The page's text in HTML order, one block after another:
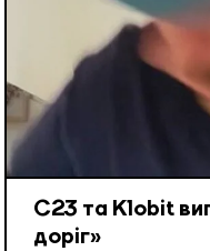
С23 та Klobit
доріг»